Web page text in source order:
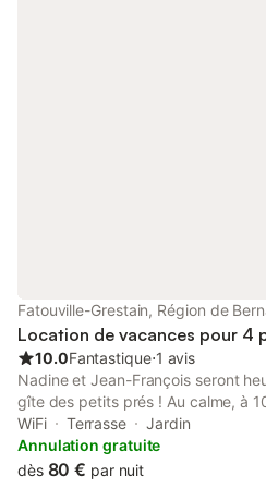
Fatouville-Grestain, Région de
Location de vacances pour 4
10.0Fantastique⋅1 avis
Nadine et Jean-François seront
gîte des petits prés ! Au calme, à
- A28 - A29, à louer gîte 4
l'habitation principale. - une pièce
équipée (four, four micro-ondes,
WiFi Terrasse
Jardin
Annulation gratuite
dès 80 € par nuit